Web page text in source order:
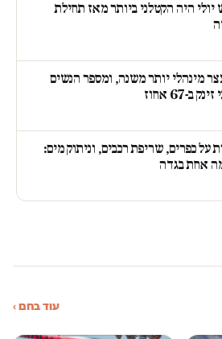
יולי היה הקטלני ביותר מאז תחילת
מינהלי יותר משנה, ומספר הנשים
67 אחוז
על כפרים, שריפת רכבים, וניתוק מים:
עוד בחם ›